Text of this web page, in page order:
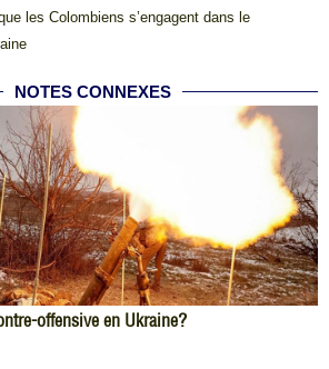
les Colombiens s’engagent dans le
NOTES CONNEXES
offensive en Ukraine?